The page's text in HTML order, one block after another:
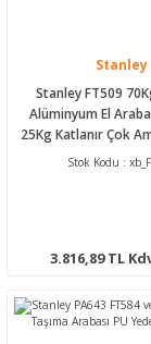
Stanley
Stanley FT509
Alüminyum El
25Kg Katlanır Çok
Sepeti
Stok Kodu :
3.816,89 TL